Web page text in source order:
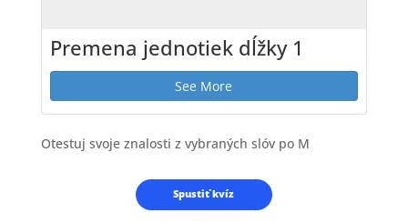
Premena jednotiek dĺžky 1
See More
Otestuj svoje znalosti z vybraných slóv po M